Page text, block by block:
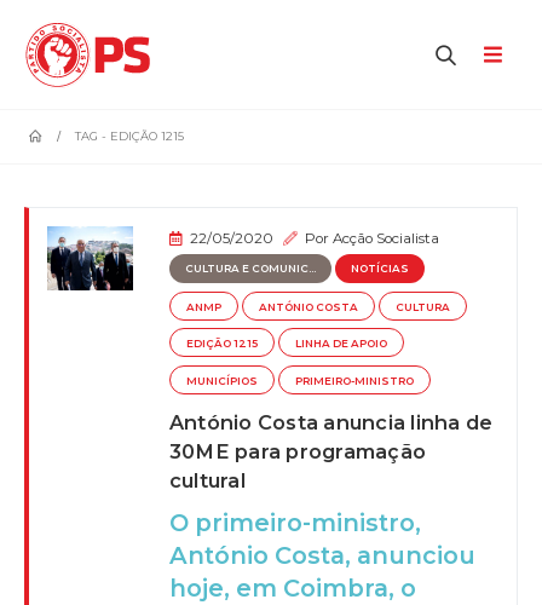
TAG - EDIÇÃO 1215
22/05/2020 PorAcção Socialista
CULTURA E COMUNIC... NOTÍCIAS
ANMP ANTÓNIO COSTA CULTURA
EDIÇÃO 1215 LINHA DE APOIO
MUNICÍPIOS PRIMEIRO-MINISTRO
António Costa anuncia linha de
30ME para programação
cultural
O primeiro-ministro,
António Costa, anunciou
hoje, em Coimbra, o